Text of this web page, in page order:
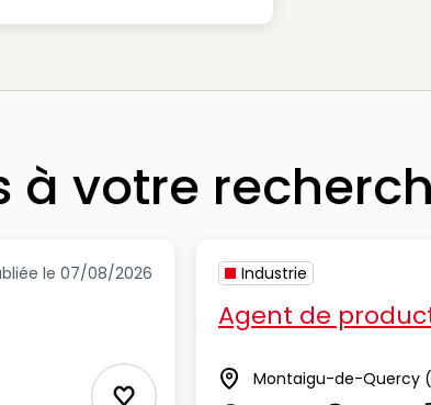
à votre
le 07/08/2026 Industrie
Agent de
Lieu Montaigu-de-Quercy